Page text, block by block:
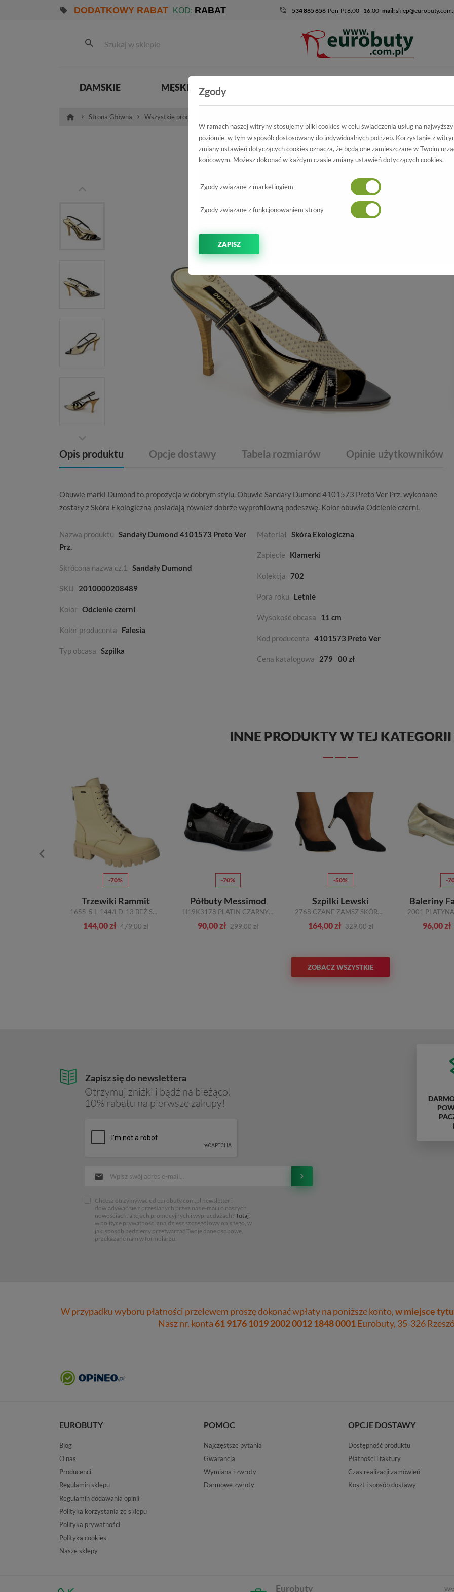
DODATKOWY RABAT KOD: RABAT 534 865 656 Pon-Pt 8:00 - 16:00 mail:
DAMSKIE MĘSKIE
Strona Główna Wszystkie produkty
Wszystkie produkty
Sandały Dumond
4101573 Preto Ver Prz.
-65%
Opis produktu Opcje dostawy Tabela rozmiarów Opinie użytkowników
Obuwie marki Dumond to propozycja w dobrym stylu. Obuwie Sandały Dumond 4101573 Preto Ver Prz. wykonane
zostały zSkóra Ekologiczna posiadają również dobrze wyprofilowną podeszwę. Kolor obuwia Odcienie czerni.
Nazwa produktu Sandały Dumond 4101573 Preto Ver
Prz.
Skrócona nazwa cz.1 Sandały Dumond
SKU 2010000208489
Kolor Odcienie czerni
Kolor producenta Falesia
Typ obcasa Szpilka
Materiał Skóra Ekologiczna
Zapięcie Klamerki
Kolekcja 702
Pora roku Letnie
Wysokość obcasa 11 cm
Kod producenta 4101573 Preto Ver
Cena katalogowa 279 00 zł
INNE PRODUKTY W TEJ KATEGORII
-70%
Trzewiki Rammit
1655-5 L-144/LD-13 BEŻ SKÓRA
144,00 zł 479,00 zł
-70%
Półbuty Messimod
H19K3178 PLATIN CZARNY SKÓRA
90,00 zł 299,00 zł
-50%
Szpilki Lewski
2768 CZANE ZAMSZ SKÓRA NATURALNA TN
164,00 zł 329,00 zł
-
Baleriny
96,00 zł
ZOBACZ WSZYSTKIE
Zapisz się do newslettera
Otrzymuj zniżki i bądź na bieżąco!
10% rabatu na pierwsze zakupy!
Chcesz otrzymywać od eurobuty.com.pl newsletter i
dowiadywać sie z przesłanych przez nas e-maili o naszych
nowościach, akcjach promocyjnych i wyprzedażach? Tutaj,
w polityce prywatności znajdziesz szczegółowy opis tego, w
jaki sposób będziemy przetwarzać Twoje dane osobowe,
przekazane nam w formularzu.
W przypadku wyboru płatności przelewem proszę dokonać wpłaty na poniższe konto,w miejsce
Nasz nr. konta61 9176 1019 2002 0012 1848 0001Eurobuty, 35-326
EUROBUTY
Blog
O nas
Producenci
Regulamin sklepu
Regulamin dodawania opinii
Polityka korzystania ze sklepu
Polityka prywatności
Polityka cookies
Nasze sklepy
POMOC
Najczęstsze pytania
Gwarancja
Wymiana i zwroty
Darmowe zwroty
OPCJE DOSTAWY
Dostępność produktu
Płatności i faktury
Czas realizacji zamówień
Koszt i sposób dostawy
Eurobuty
Zgody
W ramach naszej witryny stosujemy pliki cookies w celu świadczenia usług na
poziomie, w tym w sposób dostosowany do indywidualnych potrzeb. Korzystanie z
zmiany ustawień dotyczących cookies oznacza, że będą one zamieszczane w Twoim
końcowym. Możesz dokonać w każdym czasie zmiany ustawień dotyczących cookies.
Zgody związane z marketingiem
Zgody związane z funkcjonowaniem strony
ZAPISZ